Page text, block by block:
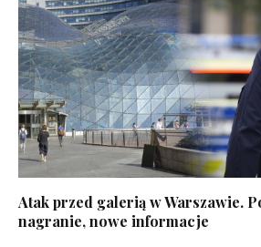
Atak przed galerią w Warszawie.
nagranie, nowe informacje